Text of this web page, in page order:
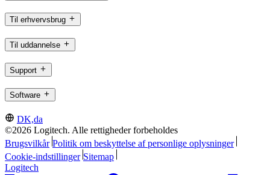
Til erhvervsbrug
Til uddannelse
Support
Software
DK,da
©2026 Logitech. Alle rettigheder forbeholdes
Brugsvilkår Politik om beskyttelse af personlige oplysninger
Cookie-indstillinger Sitemap
Logitech